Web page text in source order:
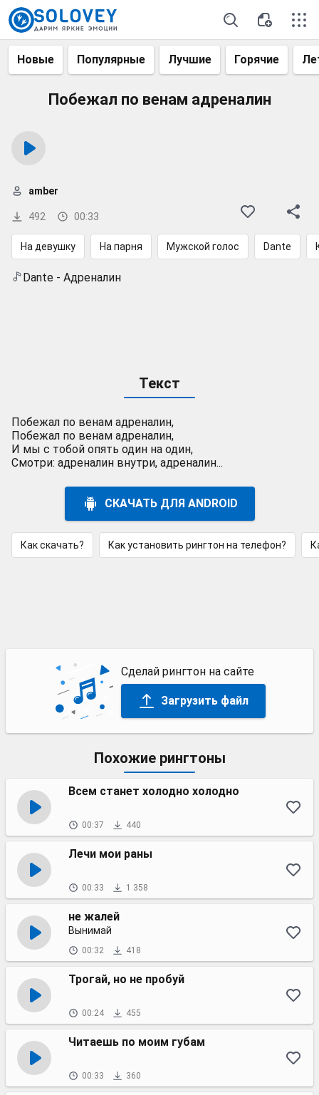
Новые Популярные Лучшие Горячие
Побежал по венам адреналин
492 00:33
amber
На девушку На парня Мужской голос Dante
Dante - Адреналин
Текст
Побежал по венам адреналин,
Побежал по венам адреналин,
И мы с тобой опять один на один,
Смотри: адреналин внутри, адреналин...
СКАЧАТЬ ДЛЯ ANDROID
Как скачать? Как установить рингтон на телефон?
Сделай рингтон на сайте
Загрузить файл
Похожие рингтоны
Всем станет холодно холодно
00:37 440
Лечи мои раны
00:33 1 358
не жалей
Вынимай
00:32 418
Трогай, но не пробуй
00:24 455
Читаешь по моим губам
00:33 360